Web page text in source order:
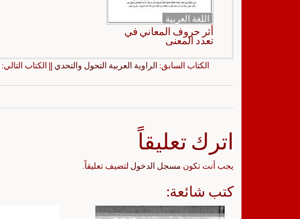
اللغة العربية
أثر حروف المعاني في
تعدد المعنى
الكتاب السابق: الراوية العربية التحول والتحدي || الكتاب التالي:
اترك تعليقاً
يجب أنت تكون مسجل الدخول لتضيف تعليقاً.
كتب شائعة: